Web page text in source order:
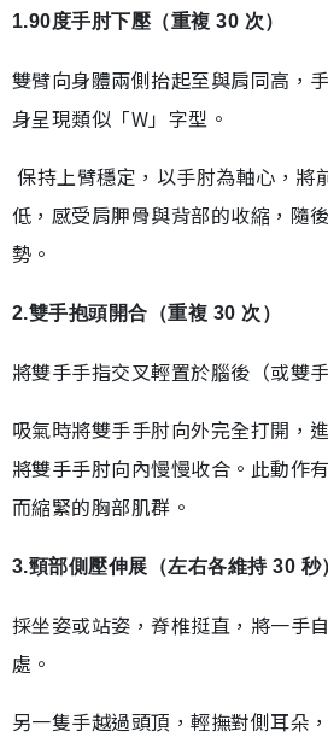
1.90度手肘下壓（重複 30 次）
雙臂向身體兩側抬起至與肩同高，
身呈現類似「W」字型。
保持上臂穩定，以手肘為軸心，將
低，感受肩胛骨與背部的收縮，隨
勢。
2.雙手抱頭開合（重複 30 次）
將雙手手指交叉輕置於腦後（或雙
吸氣時將雙手手肘向外完全打開，
將雙手手肘向內慢慢收合。此動作
而縮緊的胸部肌群。
3.頸部側壓伸展（左右各維持 30 秒
採坐姿或站姿，脊椎挺直，將一手
處。
另一隻手越過頭頂，輕撫對側耳朵